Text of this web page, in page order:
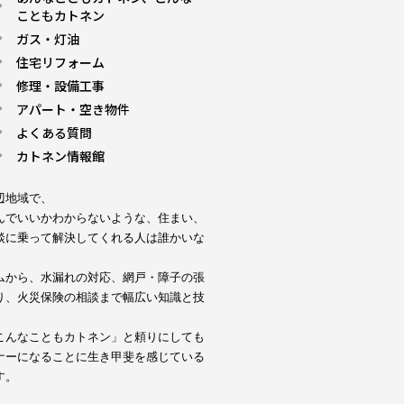
こともカトネン
ガス・灯油
住宅リフォーム
修理・設備工事
アパート・空き物件
よくある質問
カトネン情報館
域で、
いいかわからないような、住まい、
乗って解決してくれる人は誰かいな
ら、水漏れの対応、網戸・障子の張
火災保険の相談まで幅広い知識と技
なこともカトネン」と頼りにしても
になることに生き甲斐を感じている